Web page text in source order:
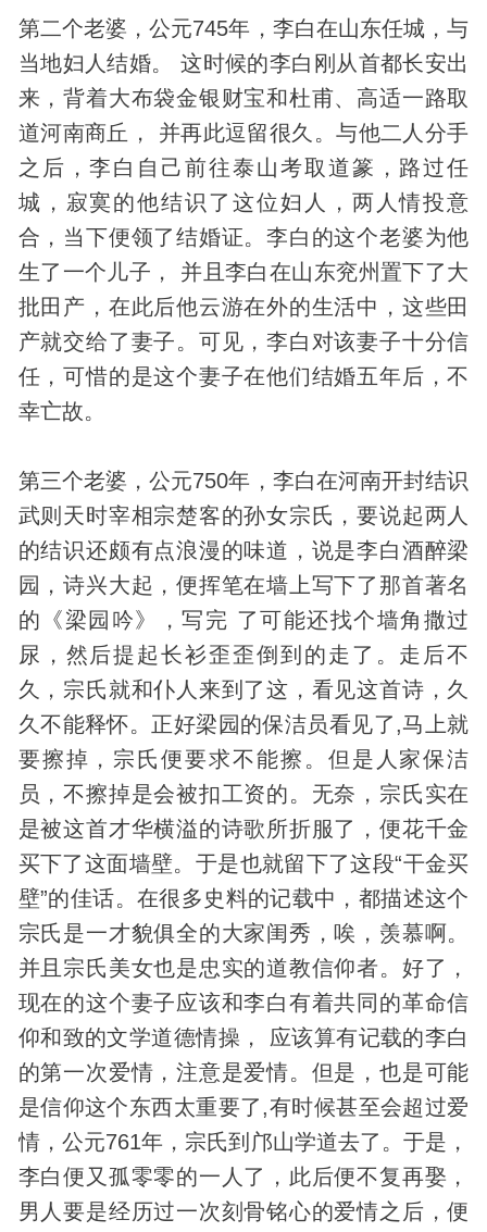
第二个老婆，公元745年，李白在山东任城，与
当地妇人结婚。 这时候的李白刚从首都长安出
来，背着大布袋金银财宝和杜甫、高适一路取
道河南商丘， 并再此逗留很久。与他二人分手
之后，李白自己前往泰山考取道篆，路过任
城，寂寞的他结识了这位妇人，两人情投意
合，当下便领了结婚证。李白的这个老婆为他
生了一个儿子， 并且李白在山东兖州置下了大
批田产，在此后他云游在外的生活中，这些田
产就交给了妻子。可见，李白对该妻子十分信
任，可惜的是这个妻子在他们结婚五年后，不
幸亡故。
第三个老婆，公元750年，李白在河南开封结识
武则天时宰相宗楚客的孙女宗氏，要说起两人
的结识还颇有点浪漫的味道，说是李白酒醉梁
园，诗兴大起，便挥笔在墙上写下了那首著名
的《梁园吟》，写完 了可能还找个墙角撒过
尿，然后提起长衫歪歪倒到的走了。走后不
久，宗氏就和仆人来到了这，看见这首诗，久
久不能释怀。正好梁园的保洁员看见了,马上就
要擦掉，宗氏便要求不能擦。但是人家保洁
员，不擦掉是会被扣工资的。无奈，宗氏实在
是被这首才华横溢的诗歌所折服了，便花千金
买下了这面墙壁。于是也就留下了这段“干金买
壁”的佳话。在很多史料的记载中，都描述这个
宗氏是一才貌俱全的大家闺秀，唉，羡慕啊。
并且宗氏美女也是忠实的道教信仰者。好了，
现在的这个妻子应该和李白有着共同的革命信
仰和致的文学道德情操， 应该算有记载的李白
的第一次爱情，注意是爱情。但是，也是可能
是信仰这个东西太重要了,有时候甚至会超过爱
情，公元761年，宗氏到邝山学道去了。于是，
李白便又孤零零的一人了，此后便不复再娶，
男人要是经历过一次刻骨铭心的爱情之后，便